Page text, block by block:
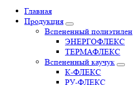
Главная
Продукция
Вспененный полиэтилен
ЭНЕРГОФЛЕКС
ТЕРМАФЛЕКС
Вспененный каучук
К-ФЛЕКС
РУ-ФЛЕКС